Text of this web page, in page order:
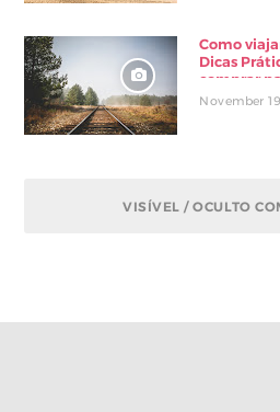
Como
Dicas
comprar
November
VISÍVEL / OCULTO